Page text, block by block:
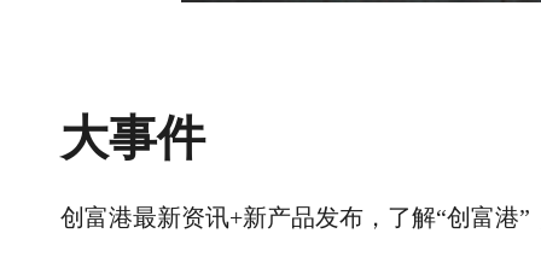
大事件
创富港最新资讯+新产品发布，了解“创富港